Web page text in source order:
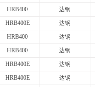
HRB400
达钢
HRB400E
达钢
HRB400
达钢
HRB400
达钢
HRB400E
达钢
HRB400E
达钢